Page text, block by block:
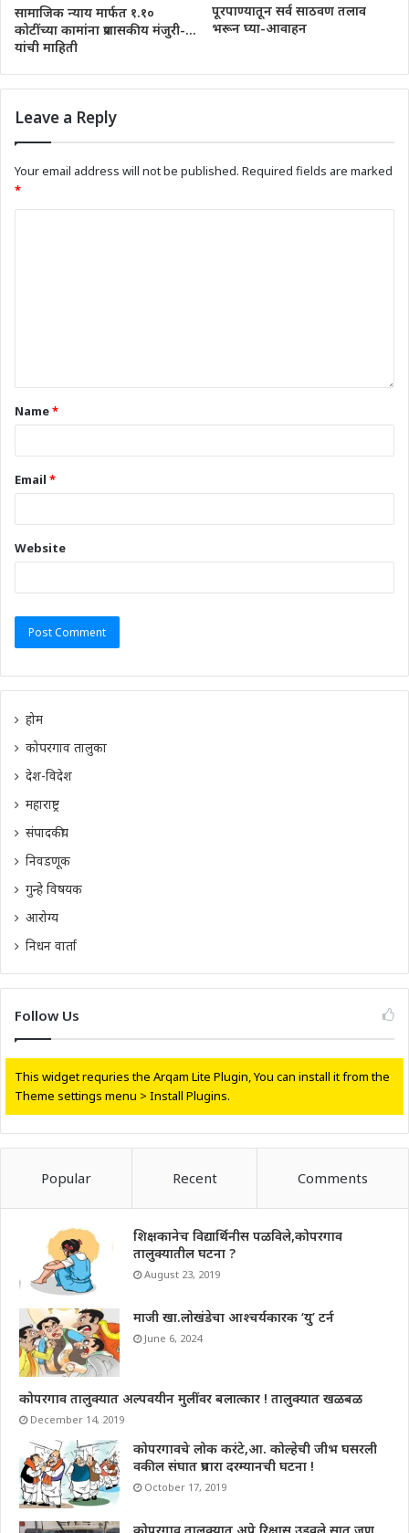
सामाजिक न्याय मार्फत १.१०
कोटींच्या कामांना प्रशासकीय मंजुरी-…
यांची माहिती
पूरपाण्यातून सर्व साठवण तलाव
भरून घ्या-आवाहन
Leave a Reply
Your email address will not be published. Required fields are marked
*
Name*
Email *
Website
होम
कोपरगाव तालुका
देश-विदेश
महाराष्ट्र
संपादकीय
निवडणूक
गुन्हे विषयक
आरोग्य
निधन वार्ता
Follow Us
This widget requries the Arqam Lite Plugin, You can install it from the
Theme settings menu > Install Plugins.
Popular Recent Comments
शिक्षकानेच विद्यार्थिनीस पळविले,कोपरगाव
तालुक्यातील घटना ?
August 23, 2019
माजी खा.लोखंडेचा आश्चर्यकारक ‘यु’ टर्न
June 6, 2024
कोपरगाव तालुक्यात अल्पवयीन मुलींवर बलात्कार ! तालुक्यात खळबळ
December 14, 2019
कोपरगावचे लोक करंटे,आ. कोल्हेची जीभ घसरली
वकील संघात प्रचारा दरम्यानची घटना !
October 17, 2019